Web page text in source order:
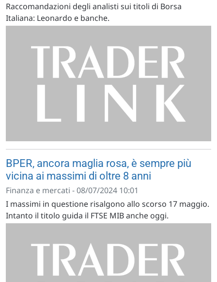
Raccomandazioni degli analisti sui titoli di Borsa
Italiana: Leonardo e banche.
BPER, ancora maglia rosa, è sempre più
vicina ai massimi di oltre 8 anni
Finanza e mercati - 08/07/2024 10:01
I massimi in questione risalgono allo scorso 17 maggio.
Intanto il titolo guida il FTSE MIB anche oggi.